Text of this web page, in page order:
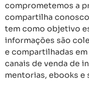
comprometemos a
compartilha
tem como objetivo
informações são
e compartilhadas
canais de venda de
mentorias, ebooks